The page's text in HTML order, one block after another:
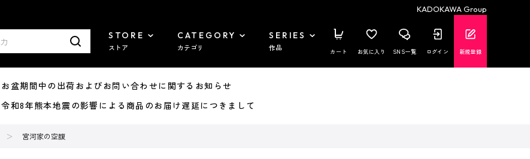
KADOKAWA Group
STORE
ストア
CATEGORY
カテゴリ
SERIES
作品 カート お気に入り SNS一覧 ログイン 新規登録
期間中の出荷およびお問い合わせに関するお知らせ
8年熊本地震の影響による商品のお届け遅延につきまして
宮河家の空腹